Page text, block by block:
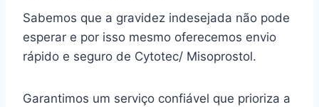
Sabemos que a gravidez indesejada não pode
esperar e por isso mesmo oferecemos envio
rápido e seguro de Cytotec/ Misoprostol.
Garantimos um serviço confiável que prioriza a